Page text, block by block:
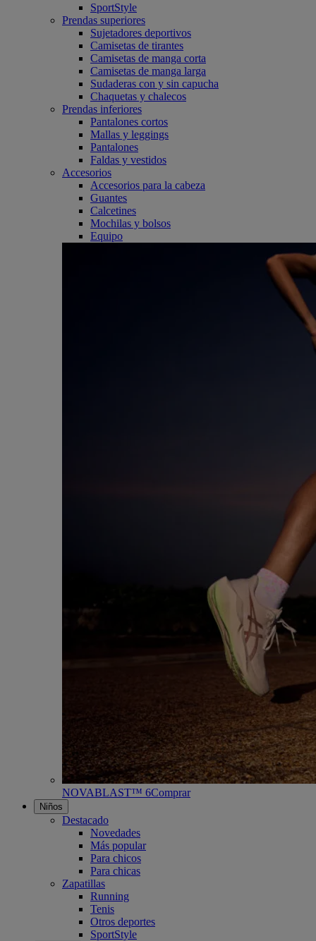
SportStyle
Prendas superiores
Sujetadores deportivos
Camisetas de tirantes
Camisetas de manga corta
Camisetas de manga larga
Sudaderas con y sin capucha
Chaquetas y chalecos
Prendas inferiores
Pantalones cortos
Mallas y leggings
Pantalones
Faldas y vestidos
Accesorios
Accesorios para la cabeza
Guantes
Calcetines
Mochilas y bolsos
Equipo
NOVABLAST™ 6Comprar
Niños
Destacado
Novedades
Más popular
Para chicos
Para chicas
Zapatillas
Running
Tenis
Otros deportes
SportStyle